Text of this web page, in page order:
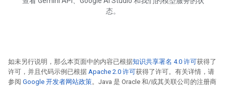
态。
如未另行说明，那么本页面中的内容已根据知识共享署名 4.0 许可获得了
许可，并且代码示例已根据 Apache 2.0 许可获得了许可。有关详情，请
参阅 Google 开发者网站政策。Java 是 Oracle 和/或其关联公司的注册商